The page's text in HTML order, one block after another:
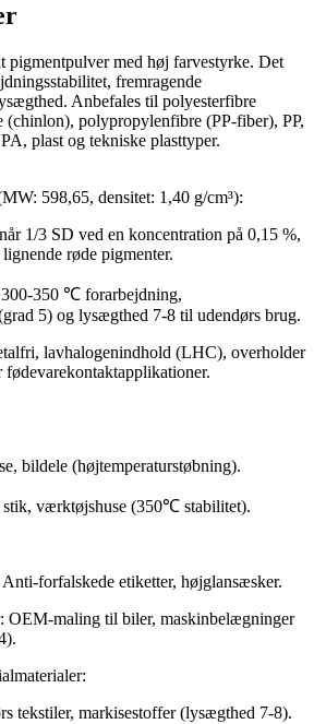
pigmentpulver med høj farvestyrke. Det
fremragende
Anbefales til polyesterfibre
polypropylenfibre (PP-fiber), PP,
plast og tekniske plasttyper.
598,65, densitet: 1,40 g/cm³):
1/3 SD ved en koncentration på 0,15 %,
røde pigmenter.
350 ℃ forarbejdning,
5) og lysægthed 7-8 til udendørs brug.
lavhalogenindhold (LHC), overholder
bildele (højtemperaturstøbning).
værktøjshuse (350℃ stabilitet).
forfalskede etiketter, højglansæsker.
OEM-maling til biler, maskinbelægninger
tekstiler, markisestoffer (lysægthed 7-8).